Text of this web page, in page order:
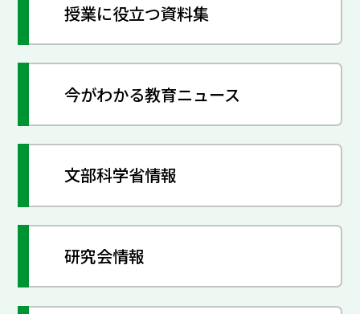
授業に役立つ資料集
今がわかる教育ニュース
文部科学省情報
研究会情報